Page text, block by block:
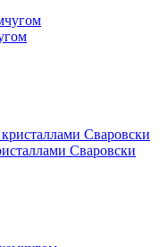
Сваровски